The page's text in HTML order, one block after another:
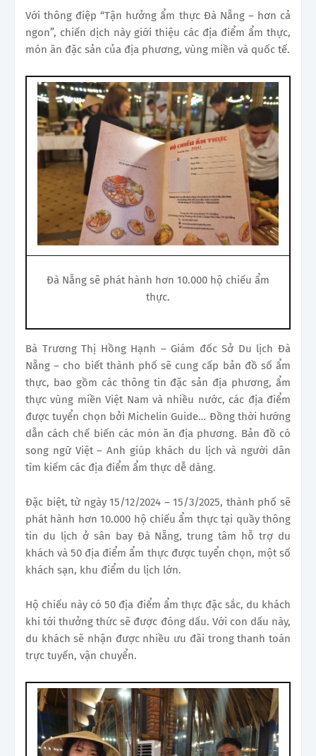
Với thông điệp “Tận hưởng ẩm thực Đà Nẵng – hơn cả
ngon”, chiến dịch này giới thiệu các địa điểm ẩm thực,
món ăn đặc sản của địa phương, vùng miền và quốc tế.
Đà Nẵng sẽ phát hành hơn 10.000 hộ chiếu ẩm
thực.
Bà Trương Thị Hồng Hạnh – Giám đốc Sở Du lịch Đà
Nẵng – cho biết thành phố sẽ cung cấp bản đồ số ẩm
thực, bao gồm các thông tin đặc sản địa phương, ẩm
thực vùng miền Việt Nam và nhiều nước, các địa điểm
được tuyển chọn bởi Michelin Guide… Đồng thời hướng
dẫn cách chế biến các món ăn địa phương. Bản đồ có
song ngữ Việt – Anh giúp khách du lịch và người dân
tìm kiếm các địa điểm ẩm thực dễ dàng.
Đặc biệt, từ ngày 15/12/2024 – 15/3/2025, thành phố sẽ
phát hành hơn 10.000 hộ chiếu ẩm thực tại quầy thông
tin du lịch ở sân bay Đà Nẵng, trung tâm hỗ trợ du
khách và 50 địa điểm ẩm thực được tuyển chọn, một số
khách sạn, khu điểm du lịch lớn.
Hộ chiếu này có 50 địa điểm ẩm thực đặc sắc, du khách
khi tới thưởng thức sẽ được đóng dấu. Với con dấu này,
du khách sẽ nhận được nhiều ưu đãi trong thanh toán
trực tuyến, vận chuyển.